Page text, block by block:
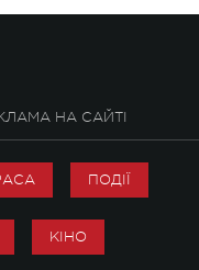
НА САЙТІ
ПОДІЇ
КІНО